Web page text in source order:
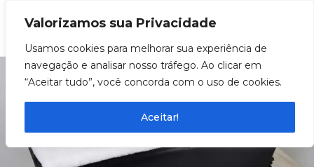
Valorizamos sua Privacidade
Usamos cookies para melhorar sua experiência de
navegação e analisar nosso tráfego. Ao clicar em
“Aceitar tudo”, você concorda com o uso de cookies.
Aceitar!